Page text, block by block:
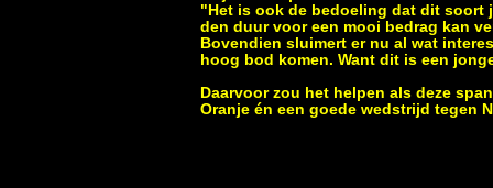
"Het is ook de bedoeling dat dit soort
den duur voor een mooi bedrag kan
Bovendien sluimert er nu al wat
hoog bod komen. Want dit is een
Daarvoor zou het helpen als deze
Oranje én een goede wedstrijd tegen